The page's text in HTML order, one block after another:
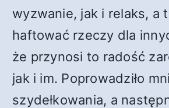
wyzwanie, jak i relaks, a
haftować rzeczy dla
że przynosi to radość
jak i im. Poprowadziło
szydełkowania, a